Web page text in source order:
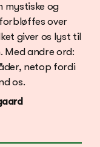
mystiske og
over
giver os lyst til
Med andre ord:
netop fordi
os.